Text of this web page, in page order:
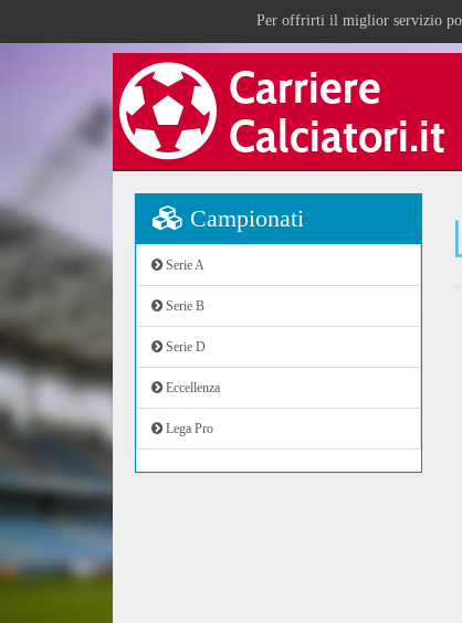
Per offrirti il miglior servizio
Campionati
Serie A
Serie B
Serie D
Eccellenza
Lega Pro